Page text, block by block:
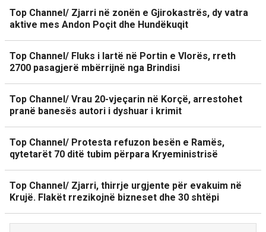
Top Channel/ Zjarri në zonën e Gjirokastrës, dy vatra
aktive mes Andon Poçit dhe Hundëkuqit
Top Channel/ Fluks i lartë në Portin e Vlorës, rreth
2700 pasagjerë mbërrijnë nga Brindisi
Top Channel/ Vrau 20-vjeçarin në Korçë, arrestohet
pranë banesës autori i dyshuar i krimit
Top Channel/ Protesta refuzon besën e Ramës,
qytetarët 70 ditë tubim përpara Kryeministrisë
Top Channel/ Zjarri, thirrje urgjente për evakuim në
Krujë. Flakët rrezikojnë bizneset dhe 30 shtëpi